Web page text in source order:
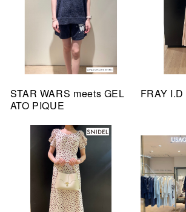
STAR WARS meets GEL
ATO PIQUE
FRAY I.D